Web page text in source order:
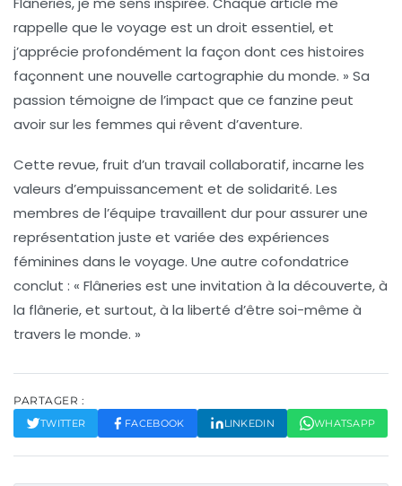
rappelle que le voyage est un droit essentiel, et
j’apprécie profondément la façon dont ces histoires
façonnent une nouvelle cartographie du monde. » Sa
passion témoigne de l’impact que ce fanzine peut
avoir sur les femmes qui rêvent d’aventure.
Cette revue, fruit d’un travail collaboratif, incarne les
valeurs d’empuissancement et de solidarité. Les
membres de l’équipe travaillent dur pour assurer une
représentation juste et variée des expériences
féminines dans le voyage. Une autre cofondatrice
conclut : « Flâneries est une invitation à la découverte, à
la flânerie, et surtout, à la liberté d’être soi-même à
travers le monde. »
PARTAGER :
TWITTER FACEBOOK LINKEDIN WHATSAPP